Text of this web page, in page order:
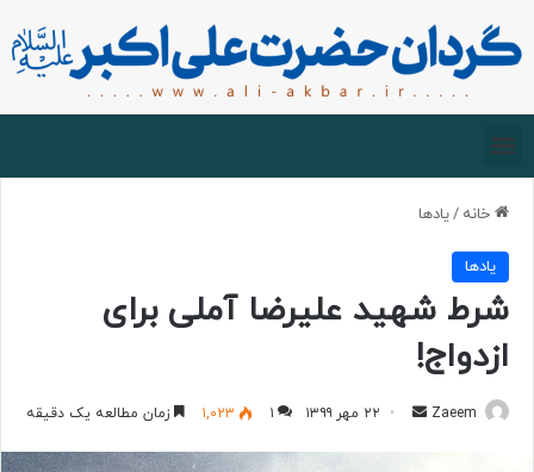
خانه /یادها
یادها
شرط شهید علیرضا آملی برای
ازدواج!
Zaeem ۲۲ مهر ۱۳۹۹ ۱ ۱,۰۲۳ زمان مطالعه یک دقیقه